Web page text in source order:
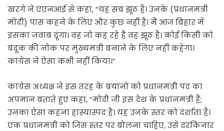
खरगे ने एएनआई से कहा, “यह सब झूठ है। उनके (प्रधानमंत्री
मोदी) पास कहने के लिए और कुछ नहीं है। मैं आज बिहार में
इसका जवाब दूंगा। वह जो कह रहे हैं वह झूठ है। कोई किसी को
बंदूक की नोक पर मुख्यमंत्री बनाने के लिए नहीं कहेगा।
कांग्रेस ने ऐसा कभी नहीं किया।”
कांग्रेस अध्यक्ष ने इस तरह के बयानों को प्रधानमंत्री पद का
अपमान बताते हुए कहा, “मोदी जी इस देश के प्रधानमंत्री हैं;
उनका ऐसा कहना हास्यास्पद है। यह उनके स्तर को दर्शाता है।
एक प्रधानमंत्री को जिस स्तर पर बोलना चाहिए, उसे दरकिनार